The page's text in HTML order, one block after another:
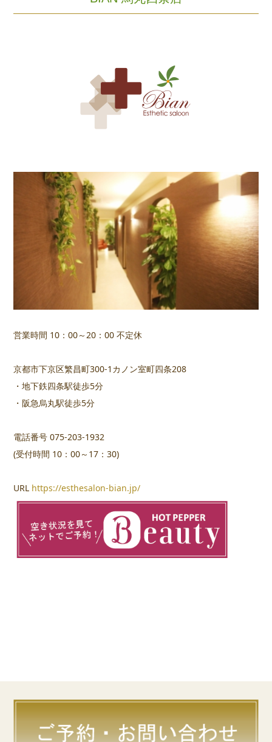
営業時間 10：00～20：00 不定休
京都市下京区繁昌町300-1カノン室町四条208
・地下鉄四条駅徒歩5分
・阪急烏丸駅徒歩5分
電話番号 075-203-1932
(受付時間 10：00～17：30)
URL https://esthesalon-bian.jp/